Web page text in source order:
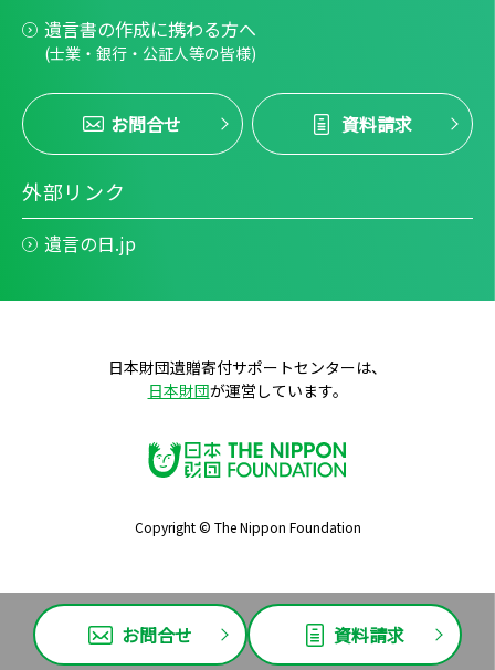
遺言書の作成に携わる方へ
(士業・銀行・公証人等の皆様)
お問合せ 資料請求
外部リンク
遺言の日.jp
日本財団遺贈寄付サポートセンターは、
日本財団が運営しています。
Copyright © The Nippon Foundation
お問合せ 資料請求